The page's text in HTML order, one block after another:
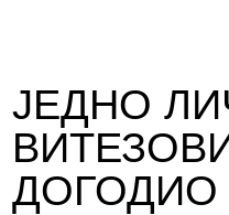
ЈЕДНО
ДОГОДИО